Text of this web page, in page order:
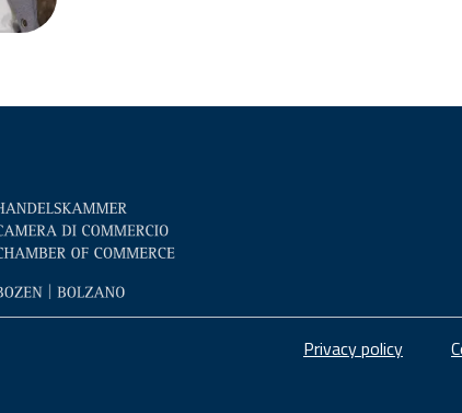
Privacy policy